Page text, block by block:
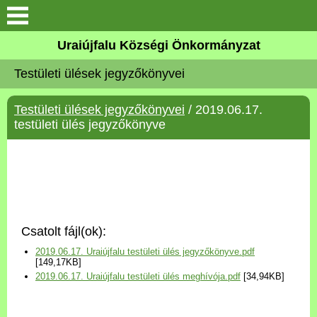
Köszöntő
Elérhetőségek
Uraiújfalu
Választási információk
Versenyképes Járások
Uraiújfalu Községi Önkormányzat
Testületi ülések jegyzőkönyvei
Testületi ülések jegyzőkönyvei / 2019.06.17.
testületi ülés jegyzőkönyve
Csatolt fájl(ok):
2019.06.17. Uraiújfalu testületi ülés jegyzőkönyve.pdf
[149,17KB]
2019.06.17. Uraiújfalu testületi ülés meghívója.pdf [34,94KB]